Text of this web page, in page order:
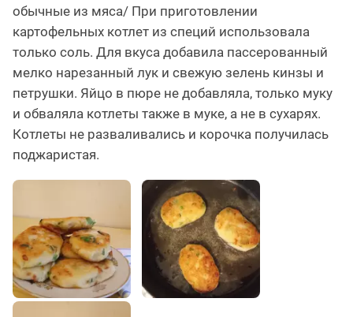
обычные из мяса/ При приготовлении
картофельных котлет из специй использовала
только соль. Для вкуса добавила пассерованный
мелко нарезанный лук и свежую зелень кинзы и
петрушки. Яйцо в пюре не добавляла, только муку
и обваляла котлеты также в муке, а не в сухарях.
Котлеты не разваливались и корочка получилась
поджаристая.